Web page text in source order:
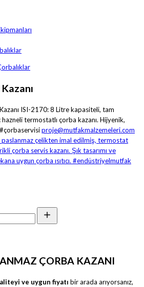
ISI-2170: 8 Litre kapasiteli, tam
termostatlı çorba kazanı. Hijyenik,
proje@mutfakmalzemeleri.com
ÇORBA KAZANI
ve uygun fiyatı bir arada arıyorsanız,